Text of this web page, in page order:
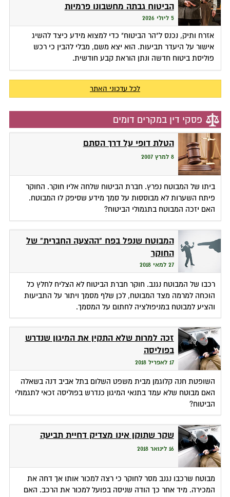
הביטוח גבתה מחשבונו פרמיות
5 ליולי 2026
אזרח ותיק, נכנס ל"הר הביטוח" כדי למצוא מידע כיצד להשיג
אישור על היעדר תביעות. הוא יצא משם, מבלי להבין כי רכש
פוליסת ביטוח חדשה ונתן הוראת קבע חודשית.
לכל עדכוני האתר
פסקי דין במקרים דומים
הטלת דופי על דרך הסתם
8 למרץ 2007
ביתו של המבוטח נפרץ. חברת הביטוח שלחה אליו חוקר. החוקר
פיתח השערות לא מבוססות על סמך מידע שסיפק לו המבוטח.
האם יזכה המבוטח בתגמולי הביטוח?
המבוטח שנפל בפח "ההצעה החברית" של
החוקר
27 למאי 2018
רכבו של המבוטח נגנב. חוקר חברת הביטוח לא הצליח לחלץ כל
הוכחה למרמה מצד המבוטח, לכן שלף מסמך ויתור על התביעות
והציע למבוטח במניפולציה לחתום על המסמך.
זכה למרות שלא התקין את המיגון שנדרש
בפוליסה
17 לאפריל 2018
השופטת חנה קלוגמן מבית משפט השלום בתל אביב דנה בשאלה
האם מבוטח שלא עמד בתנאי המיגון כנדרש בפוליסה זכאי לתגמולי
הביטוח?
שקר שתוקן אינו מצדיק דחיית תביעה
16 לינואר 2018
מבוטח שרכבו נגנב מסר לחוקר כי רצה למכור אותו אך דחה את
המכירה. מיד אחר כך הודה שניסה בפועל למכור את הרכב. האם